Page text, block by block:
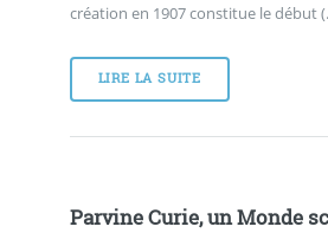
création en 1907 constitue le début
LIRE LA SUITE
Parvine Curie, un Monde